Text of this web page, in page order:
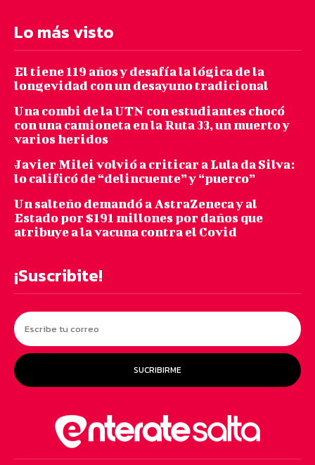
Lo más visto
El tiene 119 años y desafía la lógica de la
longevidad con un desayuno tradicional
Una combi de la UTN con estudiantes chocó
con una camioneta en la Ruta 33, un muerto y
varios heridos
Javier Milei volvió a criticar a Lula da Silva:
lo calificó de “delincuente” y “puerco”
Un salteño demandó a AstraZeneca y al
Estado por $191 millones por daños que
atribuye a la vacuna contra el Covid
¡Suscribite!
SUCRIBIRME